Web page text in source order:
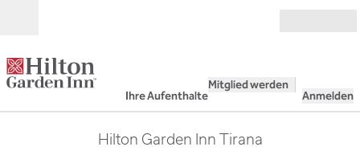
Ihre Aufenthalte
Mitglied werden
Anmelden
Hilton Garden Inn Tirana